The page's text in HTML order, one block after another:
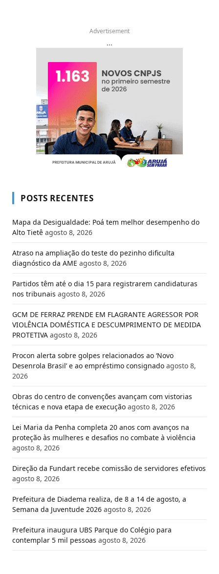
Advertisement
...
POSTS RECENTES
Mapa da Desigualdade: Poá tem melhor desempenho do
Alto Tietê agosto 8, 2026
Atraso na ampliação do teste do pezinho dificulta
diagnóstico da AME agosto 8, 2026
Partidos têm até o dia 15 para registrarem candidaturas
nos tribunais agosto 8, 2026
GCM DE FERRAZ PRENDE EM FLAGRANTE AGRESSOR POR
VIOLÊNCIA DOMÉSTICA E DESCUMPRIMENTO DE MEDIDA
PROTETIVA agosto 8, 2026
Procon alerta sobre golpes relacionados ao ‘Novo
Desenrola Brasil’ e ao empréstimo consignado agosto 8,
2026
Obras do centro de convenções avançam com vistorias
técnicas e nova etapa de execução agosto 8, 2026
Lei Maria da Penha completa 20 anos com avanços na
proteção às mulheres e desafios no combate à violência
agosto 8, 2026
Direção da Fundart recebe comissão de servidores efetivos
agosto 8, 2026
Prefeitura de Diadema realiza, de 8 a 14 de agosto, a
Semana da Juventude 2026 agosto 8, 2026
Prefeitura inaugura UBS Parque do Colégio para
contemplar 5 mil pessoas agosto 8, 2026